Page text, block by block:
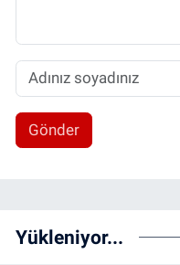
Gönder
Yükleniyor...